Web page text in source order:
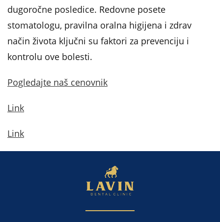
dugoročne posledice. Redovne posete
stomatologu, pravilna oralna higijena i zdrav
način života ključni su faktori za prevenciju i
kontrolu ove bolesti.
Pogledajte naš cenovnik
Link
Link